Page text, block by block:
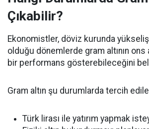
Çıkabilir?
Ekonomistler, döviz kurunda
olduğu dönemlerde gram altının ons
bir performans gösterebileceğini
Gram altın şu durumlarda tercih
Türk lirası ile yatırım yapmak